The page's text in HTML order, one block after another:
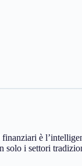
è
i settori